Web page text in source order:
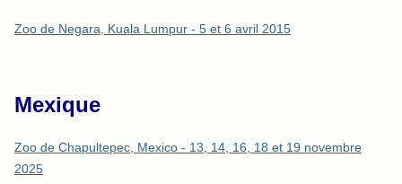
Zoo de Negara, Kuala Lumpur - 5 et 6 avril 2015
Mexique
Zoo de Chapultepec, Mexico - 13, 14, 16, 18 et 19 novembre
2025